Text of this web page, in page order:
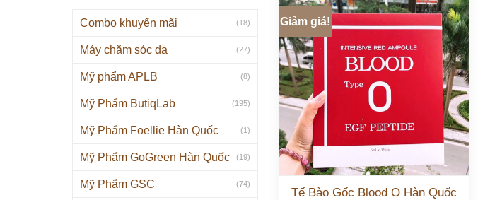
Combo khuyến mãi (18)
Máy chăm sóc da (27)
Mỹ phẩm APLB (8)
Mỹ Phẩm ButiqLab (195)
Mỹ Phẩm Foellie Hàn Quốc (1)
Mỹ Phẩm GoGreen Hàn Quốc (19)
Mỹ Phẩm GSC (74)
Giảm giá!
Tế Bào Gốc Blood O Hàn Quốc